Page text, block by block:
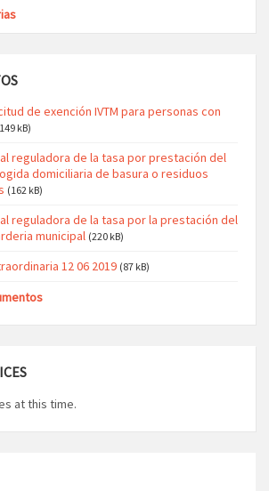
de exención IVTM para personas con
kB)
reguladora de la tasa por prestación del
domiciliaria de basura o residuos
(162 kB)
reguladora de la tasa por la prestación del
municipal (220 kB)
12 06 2019 (87 kB)
at this time.